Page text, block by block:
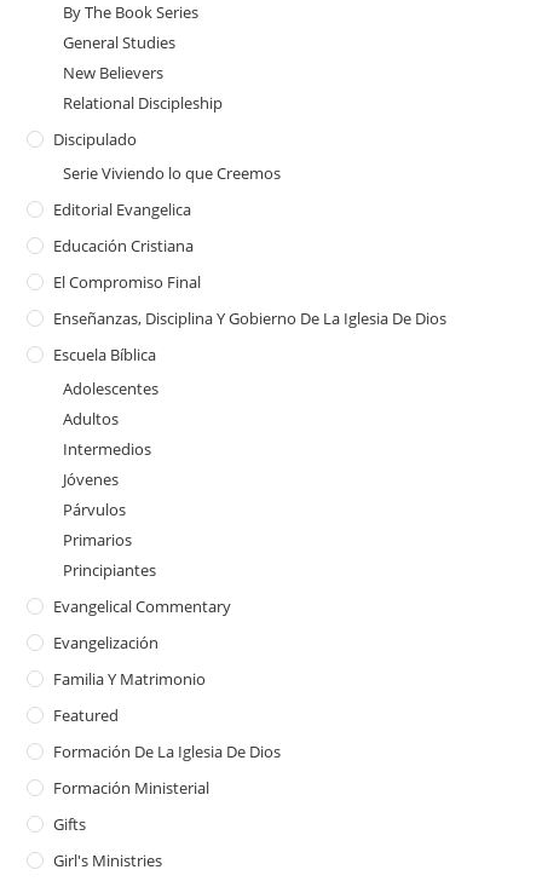
By The Book Series
General Studies
New Believers
Relational Discipleship
Discipulado
Serie Viviendo lo que Creemos
Editorial Evangelica
Educación Cristiana
El Compromiso Final
Enseñanzas, Disciplina Y Gobierno De La Iglesia De Dios
Escuela Bíblica
Adolescentes
Adultos
Intermedios
Jóvenes
Párvulos
Primarios
Principiantes
Evangelical Commentary
Evangelización
Familia Y Matrimonio
Featured
Formación De La Iglesia De Dios
Formación Ministerial
Gifts
Girl's Ministries